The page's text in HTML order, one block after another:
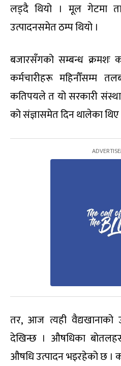
लड्दै थियो । मूल गेटमा
उत्पादनसमेत ठम्प थियो ।
बजारसँगको सम्बन्ध क्रमशः
कर्मचारीहरू महिनौँसम्म
कतिपयले त यो सरकारी
को संज्ञासमेत दिन थालेका थिए
तर, आज त्यही वैद्यखानाको
देखिन्छ । औषधिका
औषधि उत्पादन भइरहेको छ ।